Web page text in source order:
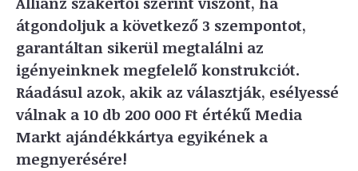
átgondoljuk a következő 3 szempontot,
garantáltan sikerül megtalálni az
igényeinknek megfelelő konstrukciót.
Ráadásul azok, akik azválasztják, esélyessé
válnak a 10 db 200 000 Ft értékű Media
Markt ajándékkártya egyikének a
megnyerésére!